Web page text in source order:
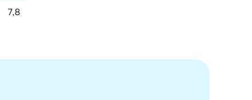
7,8